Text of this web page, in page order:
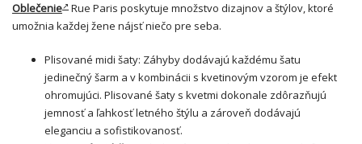
Oblečenie
Rue Paris poskytuje množstvo dizajnov a štýlov, ktoré
umožnia každej žene nájsť niečo pre seba.
Plisované midi šaty: Záhyby dodávajú každému šatu
jedinečný šarm a v kombinácii s kvetinovým vzorom je efekt
ohromujúci. Plisované šaty s kvetmi dokonale zdôrazňujú
jemnosť a ľahkosť letného štýlu a zároveň dodávajú
eleganciu a sofistikovanosť.